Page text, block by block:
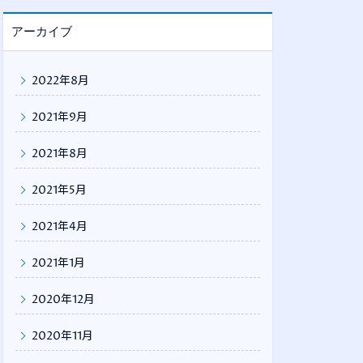
アーカイブ
2022年8月
2021年9月
2021年8月
2021年5月
2021年4月
2021年1月
2020年12月
2020年11月